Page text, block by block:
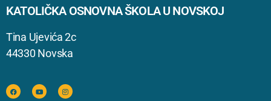
KATOLIČKA OSNOVNA ŠKOLA U NOVSKOJ
Tina Ujevića 2c
44330 Novska